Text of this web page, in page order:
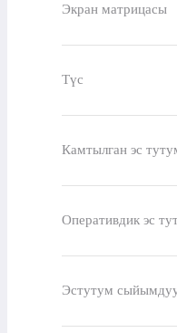
Экран матрицасы
Түс
Камтылган эс
Оперативдик эс
Эстутум